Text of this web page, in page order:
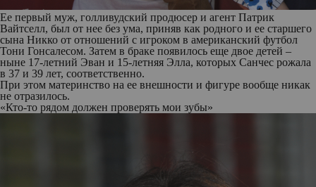
Ее первый муж, голливудский продюсер и агент Патрик
Вайтселл, был от нее без ума, приняв как родного и ее старшего
сына Никко от отношений с игроком в американский футбол
Тони Гонсалесом. Затем в браке появилось еще двое детей –
ныне 17-летний Эван и 15-летняя Элла, которых Санчес рожала
в 37 и 39 лет, соответственно.
При этом материнство на ее внешности и фигуре вообще никак
не отразилось.
«Кто-то рядом должен проверять мои зубы»